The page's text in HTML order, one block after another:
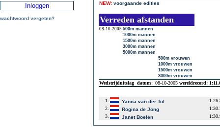
wachtwoord vergeten?
NEW: voorgaande edities
Verreden afstanden
08-10-2005 500m mannen
1000m mannen
1500m mannen
3000m mannen
5000m mannen
500m vrouwen
1000m vrouwen
1500m vrouwen
3000m vrouwen
Wedstrijduitslag datum : 08-10-2005 wereldrecord:
1. Yanna van der Tol
2.
Rogina de Jong
3.
Janet Boelen